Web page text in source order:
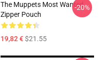
The Muppets Most Wanted
Zipper Pouch
19,82 €$21.55
-20%